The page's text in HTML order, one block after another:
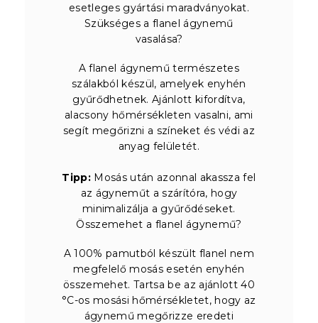
esetleges gyártási maradványokat.
Szükséges a flanel ágynemű
vasalása?
A flanel ágynemű természetes
szálakból készül, amelyek enyhén
gyűrődhetnek. Ajánlott kifordítva,
alacsony hőmérsékleten vasalni, ami
segít megőrizni a színeket és védi az
anyag felületét.
Tipp: Mosás után azonnal akassza fel
az ágyneműt a szárítóra, hogy
minimalizálja a gyűrődéseket.
Összemehet a flanel ágynemű?
A 100% pamutból készült flanel nem
megfelelő mosás esetén enyhén
összemehet. Tartsa be az ajánlott 40
°C-os mosási hőmérsékletet, hogy az
ágynemű megőrizze eredeti